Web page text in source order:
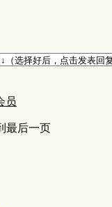
员
最后一页